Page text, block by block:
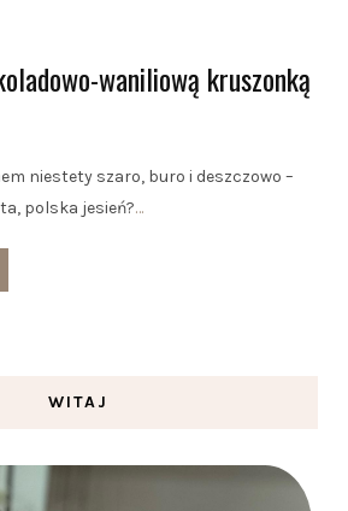
waniliową kruszonką
niestety szaro, buro i deszczowo –
polska jesień?…
WITAJ